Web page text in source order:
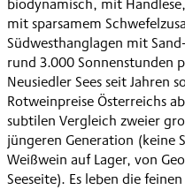
mit sparsamem
Südwesthanglagen mit
rund 3.000 Sonnenstunden
Neusiedler Sees seit Jahren
Rotweinpreise Österreichs
subtilen Vergleich zweier
jüngeren Generation (keine
Weißwein auf Lager, von
Seeseite). Es leben die